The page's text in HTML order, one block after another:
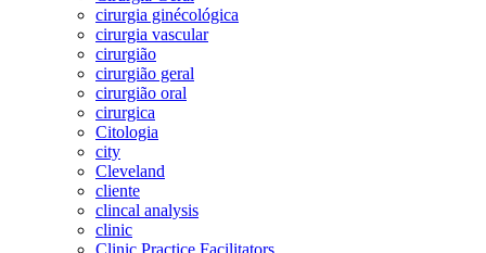
cirurgia ginécológica
cirurgia vascular
cirurgião
cirurgião geral
cirurgião oral
cirurgica
Citologia
city
Cleveland
cliente
clincal analysis
clinic
Clinic Practice Facilitators